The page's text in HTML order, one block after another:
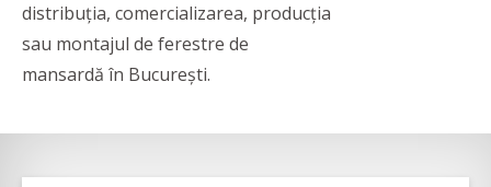
distribuția, comercializarea, producția
sau montajul de ferestre de
mansardă în București.